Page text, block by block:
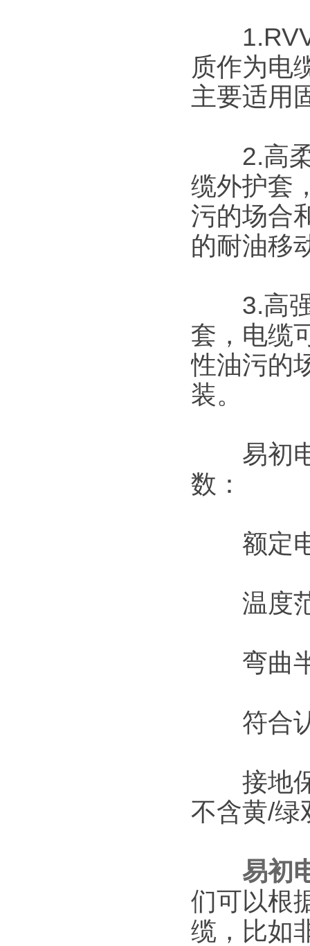
1.RVVY
质作为电
主要适用
2.高柔
缆外护套
污的场合
的耐油移
3.高强
套，电缆
性油污的
装。
易初电
数：
额定电
温度范
弯曲半
符合认
接地保
不含黄/绿
易初
们可以根
缆，比如